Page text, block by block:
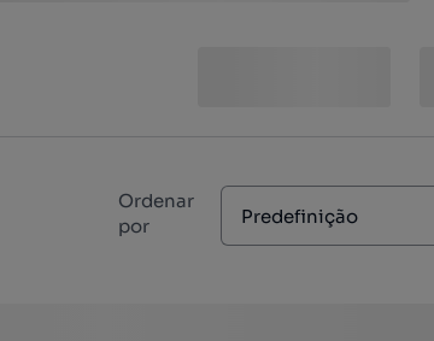
Ordenar
por
Predefinição